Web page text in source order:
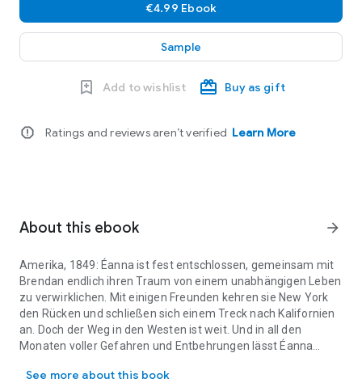
€4.99 Ebook
Sample
Add to wishlist Buy as gift
report Ratings and reviews aren’t verified Learn More
About this ebook arrow_forward
Amerika, 1849: Éanna ist fest entschlossen, gemeinsam mit
Brendan endlich ihren Traum von einem unabhängigen Leben
zu verwirklichen. Mit einigen Freunden kehren sie New York
den Rücken und schließen sich einem Treck nach Kalifornien
an. Doch der Weg in den Westen ist weit. Und in all den
Monaten voller Gefahren und Entbehrungen lässt Éanna
Schriftsteller Patrick O’Brien zu vergessen ... Der vierte und
See more about this book